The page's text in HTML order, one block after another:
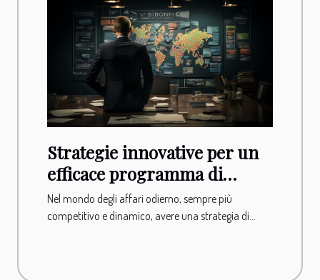
Strategie innovative per un
efficace programma di
formazione
Nel mondo degli affari odierno, sempre più
competitivo e dinamico, avere una strategia di...